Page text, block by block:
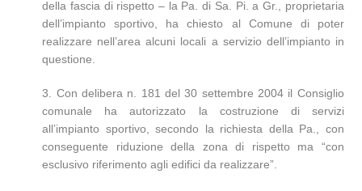
della fascia di rispetto – la Pa. di Sa. Pi. a Gr., proprietaria
dell’impianto sportivo, ha chiesto al Comune di poter
realizzare nell’area alcuni locali a servizio dell’impianto in
questione.
3. Con delibera n. 181 del 30 settembre 2004 il Consiglio
comunale ha autorizzato la costruzione di servizi
all’impianto sportivo, secondo la richiesta della Pa., con
conseguente riduzione della zona di rispetto ma “con
esclusivo riferimento agli edifici da realizzare”.